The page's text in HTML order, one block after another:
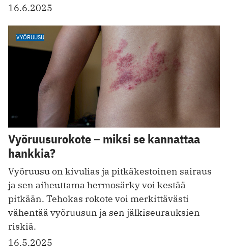
16.6.2025
VYÖRUUSU
Vyöruusurokote – miksi se kannattaa
hankkia?
Vyöruusu on kivulias ja pitkäkestoinen sairaus
ja sen aiheuttama hermosärky voi kestää
pitkään. Tehokas rokote voi merkittävästi
vähentää vyöruusun ja sen jälkiseurauksien
riskiä.
16.5.2025